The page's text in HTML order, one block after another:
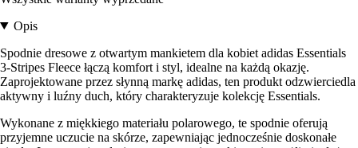
Opis
Spodnie dresowe z otwartym mankietem dla kobiet adidas Essentials
3-Stripes Fleece łączą komfort i styl, idealne na każdą okazję.
Zaprojektowane przez słynną markę adidas, ten produkt odzwierciedla
aktywny i luźny duch, który charakteryzuje kolekcję Essentials.
Wykonane z miękkiego materiału polarowego, te spodnie oferują
przyjemne uczucie na skórze, zapewniając jednocześnie doskonałe